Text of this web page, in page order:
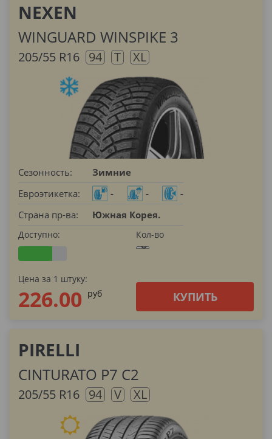
NEXEN
WINGUARD WINSPIKE 3
205/55 R16 94 T XL
Сезонность:
Зимние
Евроэтикетка:
- -
-
Страна пр-ва:
Южная Корея.
Доступно: Кол-во
Цена за 1 штуку:
226.00 pуб КУПИТЬ
PIRELLI
CINTURATO P7 C2
205/55 R16 94 V XL